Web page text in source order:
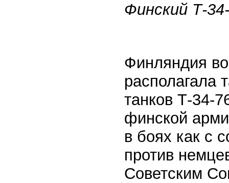
Финский Т-
Финляндия
располагала
танков Т-34-
финской
в боях как с
против
Советским